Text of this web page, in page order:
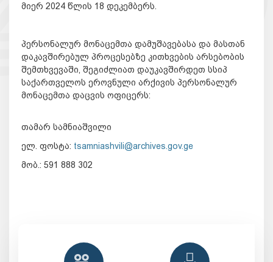
მიერ 2024 წლის 18 დეკემბერს.
პერსონალურ მონაცემთა დამუშავებასა და მასთან
დაკავშირებულ პროცესებზე კითხვების არსებობის
შემთხვევაში, შეგიძლიათ დაუკავშირდეთ სსიპ
საქართველოს ეროვნული არქივის პერსონალურ
მონაცემთა დაცვის ოფიცერს:
თამარ სამნიაშვილი
ელ. ფოსტა: tsamniashvili@archives.gov.ge
მობ.: 591 888 302